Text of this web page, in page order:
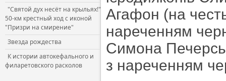
"Святой дух несёт на крыльях!"
50-км крестный ход с иконой
"Призри на смирение"
Звезда рождества
К истории автокефального и
филаретовского расколов
Агафон (на
нареченням
Симона
з нареченням